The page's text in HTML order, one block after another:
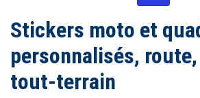
Stickers moto et
personnalisés,
tout-terrain